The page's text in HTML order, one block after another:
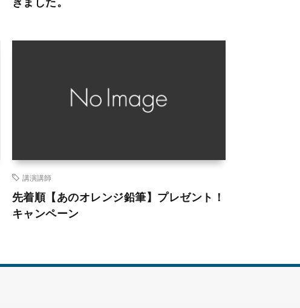
講演講師
先着順【あのオレンジ鉛筆】プレゼント！
キャンペーン